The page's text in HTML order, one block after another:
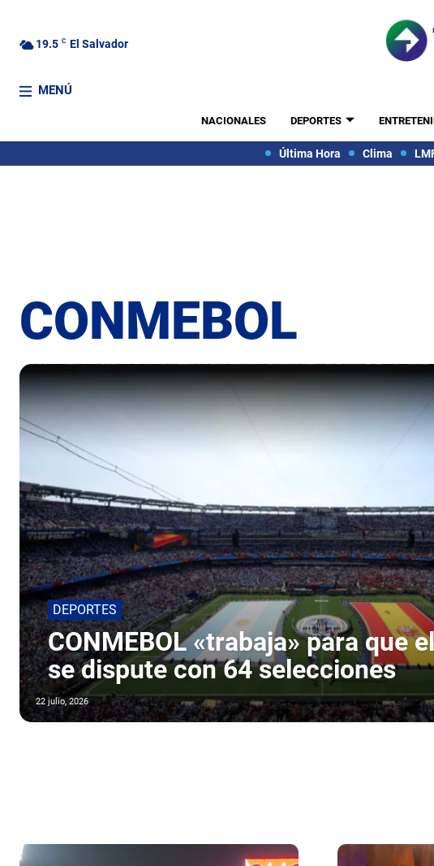
19.5 C El Salvador
MENÚ
NACIONALES DEPORTES
Última Hora Clima
CONMEBOL
DEPORTES
CONMEBOL «trabaja» para que
se dispute con 64 selecciones
22 julio, 2026